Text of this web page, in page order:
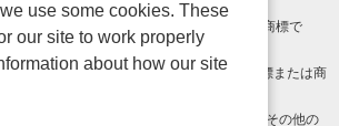
および Google Play ロゴ は Google LLC の商標で
の米国およびその他の国における登録商標または商
、Adobe PDF は、Adobe Inc.の米国およびその他の
use some cookies. These
our site to work properly
about how our site